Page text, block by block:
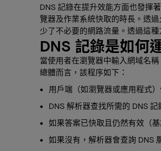
DNS 記錄在提升效能方面也發揮
覽器及作業系統快取的時長。透
少了不必要的網路流量。透過這
DNS 記錄是如何
當使用者在瀏覽器中輸入網域名
總體而言，該程序如下：
用戶端（如瀏覽器或應用程式
DNS 解析器查找所需的 DNS 記
如果答案已快取且仍然有效（
如果沒有，解析器會查詢 DNS